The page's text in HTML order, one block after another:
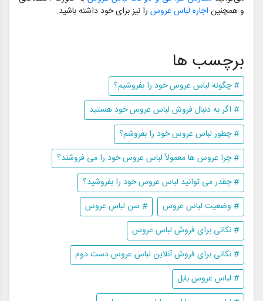
و همچنین اجاره لباس عروس را نیز برای خود داشته باشید.
برچسب ها
# چگونه لباس عروس خود را بفروشیم؟
# اگر به دنبال فروش لباس عروس خود هستید
# چطور لباس عروس خود را بفروشم؟
# چرا عروس ها معمولاً لباس عروس خود را می فروشند؟
# چقدر می توانید لباس عروس خود را بفروشید؟
# وضعیت لباس عروس
# سن لباس عروس
# نکاتی برای فروش لباس عروس
# نکاتی برای فروش آنلاین لباس عروس دست دوم
# لباس عروس بابل